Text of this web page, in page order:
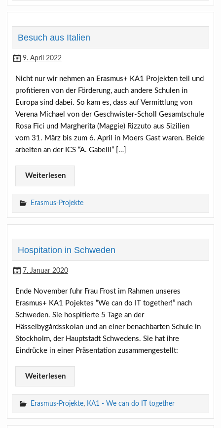
Besuch aus Italien
9. April 2022
Nicht nur wir nehmen an Erasmus+ KA1 Projekten teil und
profitieren von der Förderung, auch andere Schulen in
Europa sind dabei. So kam es, dass auf Vermittlung von
Verena Michael von der Geschwister-Scholl Gesamtschule
Rosa Fici und Margherita (Maggie) Rizzuto aus Sizilien
vom 31. März bis zum 6. April in Moers Gast waren. Beide
arbeiten an der ICS “A. Gabelli” […]
Weiterlesen
Erasmus-Projekte
Hospitation in Schweden
7. Januar 2020
Ende November fuhr Frau Frost im Rahmen unseres
Erasmus+ KA1 Pojektes “We can do IT together!” nach
Schweden. Sie hospitierte 5 Tage an der
Hässelbygårdsskolan und an einer benachbarten Schule in
Stockholm, der Hauptstadt Schwedens. Sie hat ihre
Eindrücke in einer Präsentation zusammengestellt:
Weiterlesen
Erasmus-Projekte, KA1 - We can do IT together